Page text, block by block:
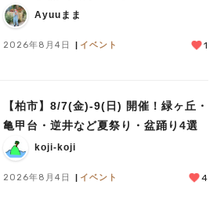
も登場！8/23（日）
Ayuuまま
2026年8月4日 イベント 1
【柏市】8/7(金)‐9(日) 開催！緑ヶ丘・
亀甲台・逆井など夏祭り・盆踊り4選
koji-koji
2026年8月4日 イベント 4
人気のキーワード
#カフェ#スイーツ#パン